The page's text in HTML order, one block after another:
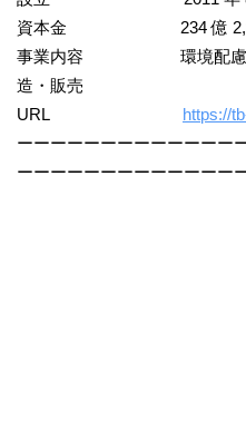
資本金 234 億 2,993 万
事業内容 環境配慮型の
造・販売
URL https://
ーーーーーーーーーーーーー
ーーーーーーーーーーーーー